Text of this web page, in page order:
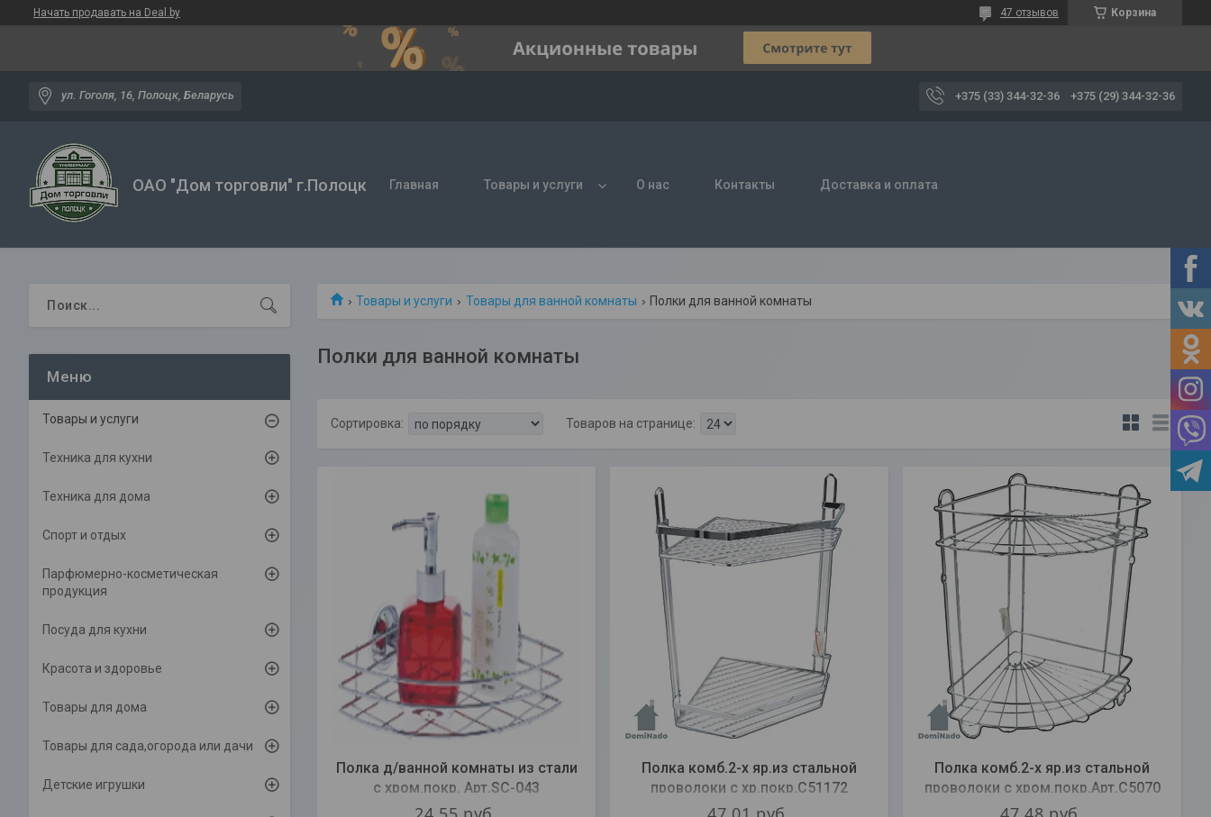
Начать продавать на Deal.by Корзина
47 отзывов
ул. Гоголя, 16, Полоцк, Беларусь +375 (33) 344-32-36 +375 (29) 344-32-36
ОАО "Дом торговли" г.Полоцк Главная Товары и услуги О нас Контакты Доставка и оплата
Товары и услуги Товары для ванной комнаты Полки для ванной комнаты
Полки для ванной комнаты
Полка д/ванной комнаты из стали
с хром.покр. Арт.SC-043
Полка комб.2-х яр.из стальной
проволоки с хр.покр.C51172
Полка комб.2-х яр.из стальной
проволоки с хром.покр.Арт.C5070
Товары и услуги
Техника для кухни
Техника для дома
Спорт и отдых
Парфюмерно-косметическая
продукция
Посуда для кухни
Красота и здоровье
Товары для дома
Товары для сада,огорода или дачи
Детские игрушки